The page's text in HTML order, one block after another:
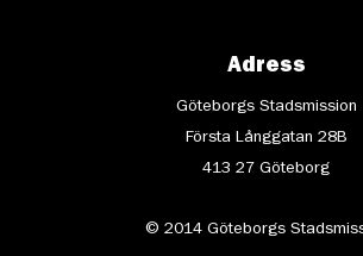
Adress
Göteborgs Stadsmission
Första Långgatan 28B
413 27 Göteborg
© 2014 Göteborgs